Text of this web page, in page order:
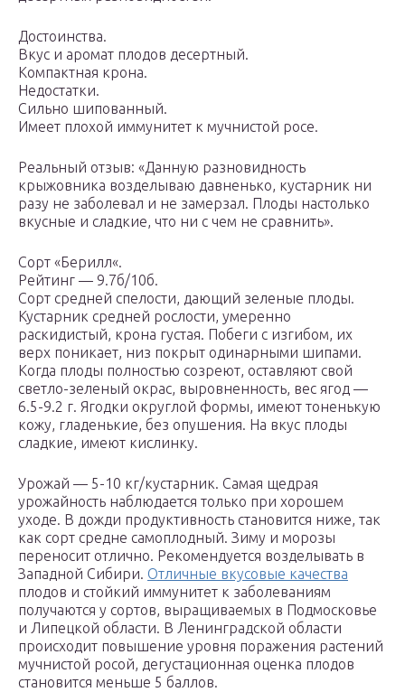
Достоинства.
Вкус и аромат плодов десертный.
Компактная крона.
Недостатки.
Сильно шипованный.
Имеет плохой иммунитет к мучнистой росе.
Реальный отзыв: «Данную разновидность
крыжовника возделываю давненько, кустарник ни
разу не заболевал и не замерзал. Плоды настолько
вкусные и сладкие, что ни с чем не сравнить».
Сорт «Берилл«.
Рейтинг — 9.7б/10б.
Сорт средней спелости, дающий зеленые плоды.
Кустарник средней рослости, умеренно
раскидистый, крона густая. Побеги с изгибом, их
верх поникает, низ покрыт одинарными шипами.
Когда плоды полностью созреют, оставляют свой
светло-зеленый окрас, выровненность, вес ягод —
6.5-9.2 г. Ягодки округлой формы, имеют тоненькую
кожу, гладенькие, без опушения. На вкус плоды
сладкие, имеют кислинку.
Урожай — 5-10 кг/кустарник. Самая щедрая
урожайность наблюдается только при хорошем
уходе. В дожди продуктивность становится ниже, так
как сорт средне самоплодный. Зиму и морозы
переносит отлично. Рекомендуется возделывать в
Западной Сибири. Отличные вкусовые качества
плодов и стойкий иммунитет к заболеваниям
получаются у сортов, выращиваемых в Подмосковье
и Липецкой области. В Ленинградской области
происходит повышение уровня поражения растений
мучнистой росой, дегустационная оценка плодов
становится меньше 5 баллов.